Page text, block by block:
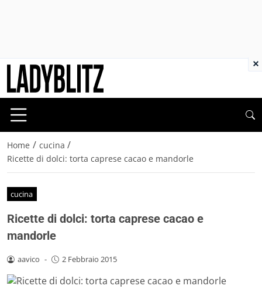
Home / cucina /
Ricette di dolci: torta caprese cacao e mandorle
cucina
Ricette di dolci: torta caprese cacao e
mandorle
aavico - 2 Febbraio 2015
×